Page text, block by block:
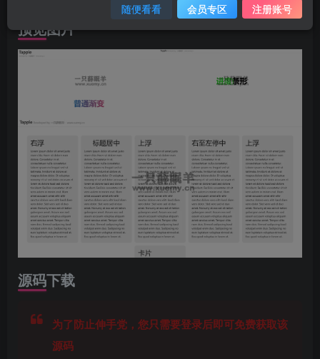
预览图片
源码下载
为了防止伸手党，您只需要登录后即可免费获取该
源码
随便看看 会员专区 注册账号